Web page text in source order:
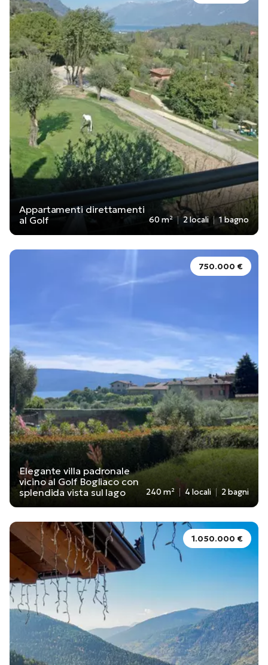
Appartamenti direttamenti
al Golf
60 m² 2 locali 1 bagno
750.000 €
Elegante villa padronale
vicino al Golf Bogliaco con
splendida vista sul lago
240 m² 4 locali 2 bagni
1.050.000 €